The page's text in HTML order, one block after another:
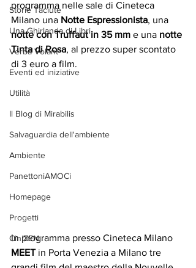
Storie Taciute
Una Ghirlanda di Libri
Verba Volant
Eventi ed iniziative
Utilità
Il Blog di Mirabilis
Salvaguardia dell'ambiente
Ambiente
PanettoniAMOCi
Homepage
Progetti
CiniZEN
programma nelle sale di Cineteca
Milano una Notte Espressionista, una
notte con Truffaut in 35 mm e una notte
Tinta di Rosa, al prezzo super scontato
di 3 euro a film.
In programma presso Cineteca Milano
MEET in Porta Venezia a Milano tre